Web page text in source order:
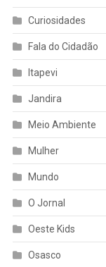
Curiosidades
Fala do Cidadão
Itapevi
Jandira
Meio Ambiente
Mulher
Mundo
O Jornal
Oeste Kids
Osasco